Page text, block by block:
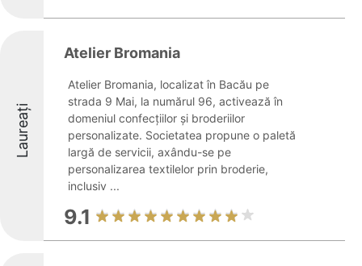
Laureați
Atelier Bromania
Atelier Bromania, localizat în Bacău pe
strada 9 Mai, la numărul 96, activează în
domeniul confecțiilor și broderiilor
personalizate. Societatea propune o paletă
largă de servicii, axându-se pe
personalizarea textilelor prin broderie,
inclusiv ...
9.1